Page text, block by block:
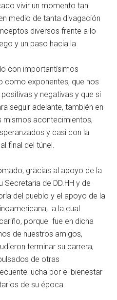
vivir un momento tan
medio de tanta divagación
diversos frente a lo
y un paso hacia la
con importantísimos
como exponentes, que nos
y negativas y que si
seguir adelante, también en
acontecimientos,
y casi con la
final del túnel.
gracias al apoyo de la
Secretaria de DD.HH y de
del pueblo y el apoyo de la
a la cual
porque fue en dicha
de nuestros amigos,
terminar su carrera,
de otras
lucha por el bienestar
de su época.